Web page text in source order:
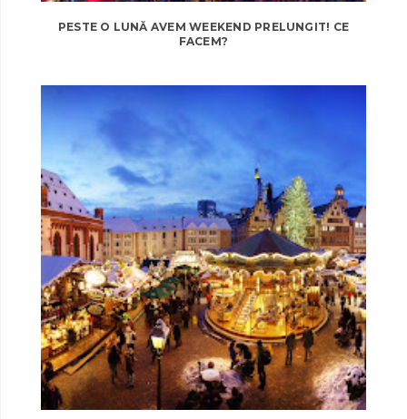
PESTE O LUNĂ AVEM WEEKEND PRELUNGIT! CE
FACEM?